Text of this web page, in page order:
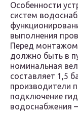
Особенности
систем
выполнения
Перед монтажом
должно быть в
номинальная
составляет 1,5
производители
подключение
водоснабжения